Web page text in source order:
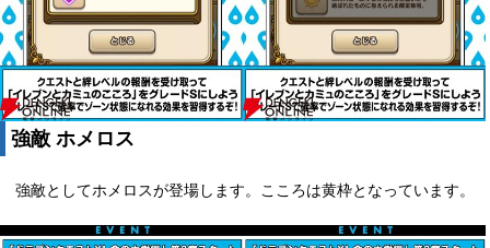
強敵 ホメロス
強敵としてホメロスが登場します。こころは黄枠となっています。